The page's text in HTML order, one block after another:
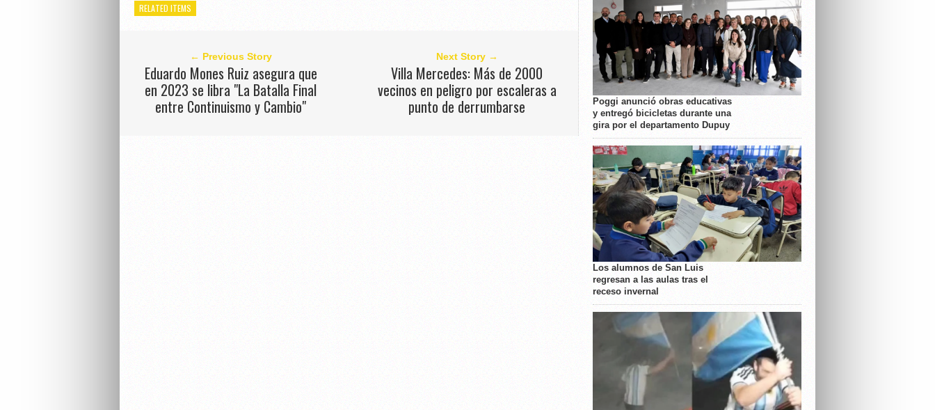
RELATED ITEMS
← Previous Story
Eduardo Mones Ruiz asegura que
en 2023 se libra "La Batalla Final
entre Continuismo y Cambio"
Next Story →
Villa Mercedes: Más de 2000
vecinos en peligro por escaleras a
punto de derrumbarse
Poggi anunció obras educativas
y entregó bicicletas durante una
gira por el departamento Dupuy
Los alumnos de San Luis
regresan a las aulas tras el
receso invernal